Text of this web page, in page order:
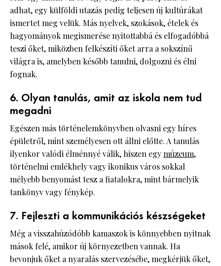
adhat, egy külföldi utazás pedig teljesen új kultúrákat
ismertet meg velük. Más nyelvek, szokások, ételek és
hagyományok megismerése nyitottabbá és elfogadóbbá
teszi őket, miközben felkészíti őket arra a sokszínű
világra is, amelyben később tanulni, dolgozni és élni
fognak.
6. Olyan tanulás, amit az iskola nem tud
megadni
Egészen más történelemkönyvben olvasni egy híres
épületről, mint személyesen ott állni előtte. A tanulás
ilyenkor valódi élménnyé válik, hiszen egymúzeum,
történelmi emlékhely vagy ikonikus város sokkal
mélyebb benyomást tesz a fiatalokra, mint bármelyik
tankönyv vagy fénykép.
7. Fejleszti a kommunikációs készségeket
Még a visszahúzódóbb kamaszok is könnyebben nyitnak
mások felé, amikor új környezetben vannak. Ha
bevonjuk őket a nyaralás szervezésébe, megkérjük őket,